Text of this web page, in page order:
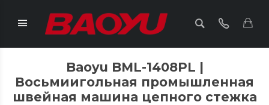
Baoyu BML-1408PL |
Восьмиигольная промышленная
швейная машина цепного стежка